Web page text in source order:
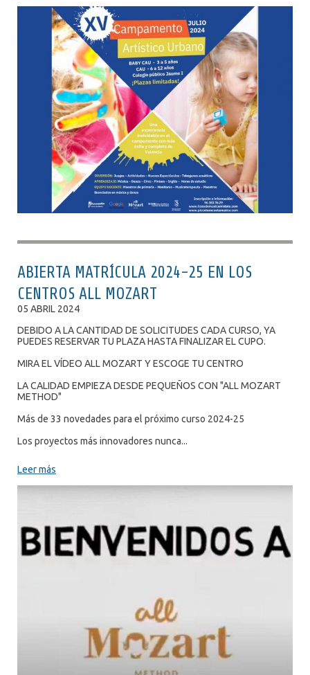
ABIERTA MATRÍCULA 2024-25 EN LOS
CENTROS ALL MOZART
05 ABRIL 2024
DEBIDO A LA CANTIDAD DE SOLICITUDES CADA CURSO, YA
PUEDES RESERVAR TU PLAZA HASTA FINALIZAR EL CUPO.
MIRA EL VÍDEO ALL MOZART Y ESCOGE TU CENTRO
LA CALIDAD EMPIEZA DESDE PEQUEÑOS CON "ALL MOZART
METHOD"
Más de 33 novedades para el próximo curso 2024-25
Los proyectos más innovadores nunca...
Leer más